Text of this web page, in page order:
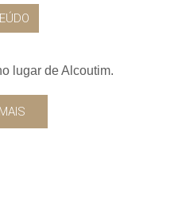
lugar de Alcoutim.